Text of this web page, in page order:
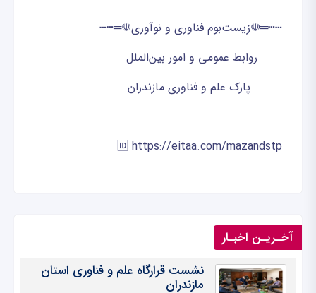
┄┅═☫زیست‌بوم فناوری و نوآوری☫═┅┄
روابط عمومی و امور بین‌الملل
پارک علم و فناوری مازندران
🆔 https://eitaa.com/mazandstp
آخـریـن اخبـار
نشست قرارگاه علم و فناوری استان
مازندران